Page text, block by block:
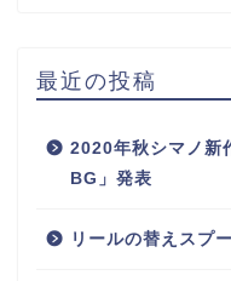
最近の投稿
2020年秋シマノ新
BG」発表
リールの替えスプ